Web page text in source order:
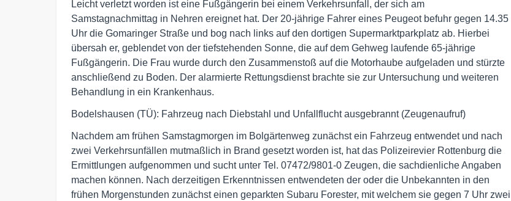
Leicht verletzt worden ist eine Fußgängerin bei einem Verkehrsunfall, der sich am
Samstagnachmittag in Nehren ereignet hat. Der 20-jährige Fahrer eines Peugeot befuhr gegen 14.35
Uhr die Gomaringer Straße und bog nach links auf den dortigen Supermarktparkplatz ab. Hierbei
übersah er, geblendet von der tiefstehenden Sonne, die auf dem Gehweg laufende 65-jährige
Fußgängerin. Die Frau wurde durch den Zusammenstoß auf die Motorhaube aufgeladen und stürzte
anschließend zu Boden. Der alarmierte Rettungsdienst brachte sie zur Untersuchung und weiteren
Behandlung in ein Krankenhaus.
Bodelshausen (TÜ): Fahrzeug nach Diebstahl und Unfallflucht ausgebrannt (Zeugenaufruf)
Nachdem am frühen Samstagmorgen im Bolgärtenweg zunächst ein Fahrzeug entwendet und nach
zwei Verkehrsunfällen mutmaßlich in Brand gesetzt worden ist, hat das Polizeirevier Rottenburg die
Ermittlungen aufgenommen und sucht unter Tel. 07472/9801-0 Zeugen, die sachdienliche Angaben
machen können. Nach derzeitigen Erkenntnissen entwendeten der oder die Unbekannten in den
frühen Morgenstunden zunächst einen geparkten Subaru Forester, mit welchem sie gegen 7 Uhr zwei